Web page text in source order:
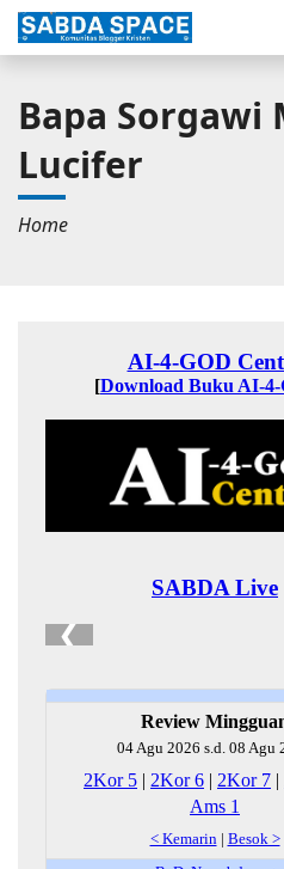
Bapa Sorgawi
Lucifer
Home